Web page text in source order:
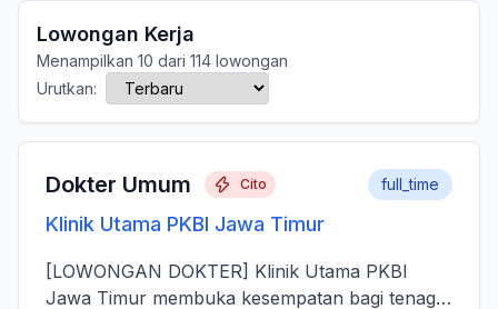
Lowongan Kerja
Menampilkan 10 dari 114 lowongan
Urutkan:
Dokter Umum Cito
Klinik Utama PKBI Jawa Timur
full_time
[LOWONGAN DOKTER] Klinik Utama PKBI
Jawa Timur membuka kesempatan bagi tenaga